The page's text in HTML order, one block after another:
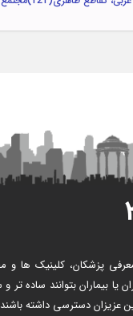
پزشکان، کلینیک ها
یا بیماران بتوانند ساده
عزیزان دسترسی داشته